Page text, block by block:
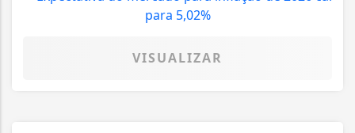
VISUALIZAR